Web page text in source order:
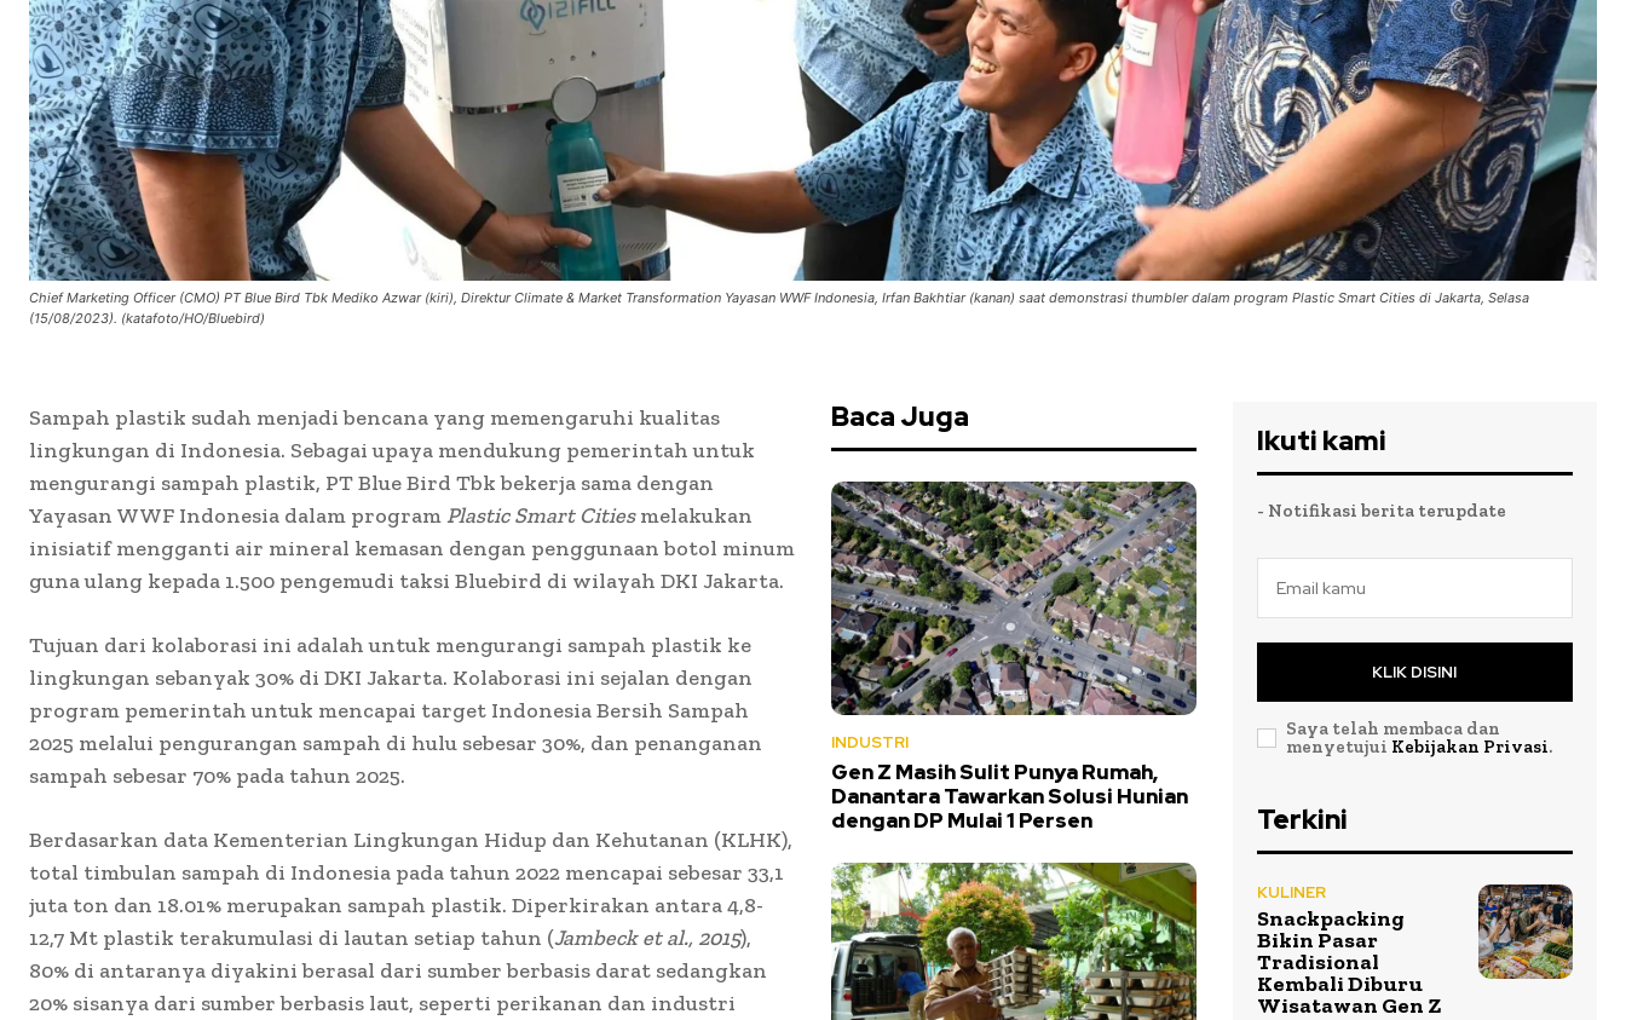
Chief Marketing Officer (CMO) PT Blue Bird Tbk Mediko Azwar (kiri), Direktur Climate & Market Transformation Yayasan WWF Indonesia, Irfan Bakhtiar (kanan) saat demonstrasi thumbler dalam program Plastic Smart Cities di Jakarta, Selasa
(15/08/2023). (katafoto/HO/Bluebird)
Sampah plastik sudah menjadi bencana yang memengaruhi kualitas
lingkungan di Indonesia. Sebagai upaya mendukung pemerintah untuk
mengurangi sampah plastik, PT Blue Bird Tbk bekerja sama dengan
Yayasan WWF Indonesia dalam program Plastic Smart Citiesmelakukan
inisiatif mengganti air mineral kemasan dengan penggunaan botol minum
guna ulang kepada 1.500 pengemudi taksi Bluebird di wilayah DKI Jakarta.
Tujuan dari kolaborasi ini adalah untuk mengurangi sampah plastik ke
lingkungan sebanyak 30% di DKI Jakarta. Kolaborasi ini sejalan dengan
program pemerintah untuk mencapai target Indonesia Bersih Sampah
2025 melalui pengurangan sampah di hulu sebesar 30%, dan penanganan
sampah sebesar 70% pada tahun 2025.
Berdasarkan data Kementerian Lingkungan Hidup dan Kehutanan (KLHK),
total timbulan sampah di Indonesia pada tahun 2022 mencapai sebesar 33,1
juta ton dan 18.01% merupakan sampah plastik. Diperkirakan antara 4,8-
12,7 Mt plastik terakumulasi di lautan setiap tahun (Jambeck et al., 2015),
80% di antaranya diyakini berasal dari sumber berbasis darat sedangkan
20% sisanya dari sumber berbasis laut, seperti perikanan dan industri
Baca Juga
INDUSTRI
Gen Z Masih Sulit Punya Rumah,
Danantara Tawarkan Solusi Hunian
dengan DP Mulai 1 Persen
Ikuti kami
- Notifikasi berita terupdate
KLIK DISINI
Saya telah membaca dan
menyetujui Kebijakan Privasi.
Terkini
KULINER
Snackpacking
Bikin Pasar
Tradisional
Kembali Diburu
Wisatawan Gen Z